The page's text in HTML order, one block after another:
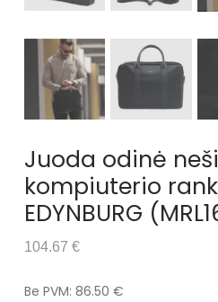
Juoda odinė
kompiuterio
EDYNBURG
104.67 €
Be PVM: 86.50 €